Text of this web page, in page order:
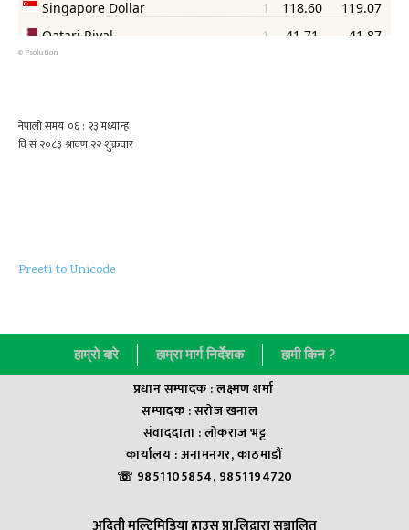
© Psolution
Preeti to Unicode
हाम्राे बारे हाम्रा मार्ग निर्देशक हामी किन ?
प्रधान सम्पादक : लक्ष्मण शर्मा
सम्पादक : सराेज खनाल
संवाददाता : लाेकराज भट्ट
कार्यालय : अनामनगर, काठमाडौं
☏ 9851105854, 9851194720